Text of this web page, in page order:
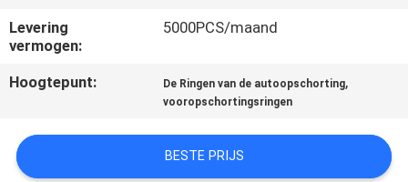
SITEMAP
PRIVACY
POLICY
Levering
vermogen:
5000PCS/maand
Hoogtepunt: De Ringen van de autoopschorting,
vooropschortingsringen
BESTE PRIJS